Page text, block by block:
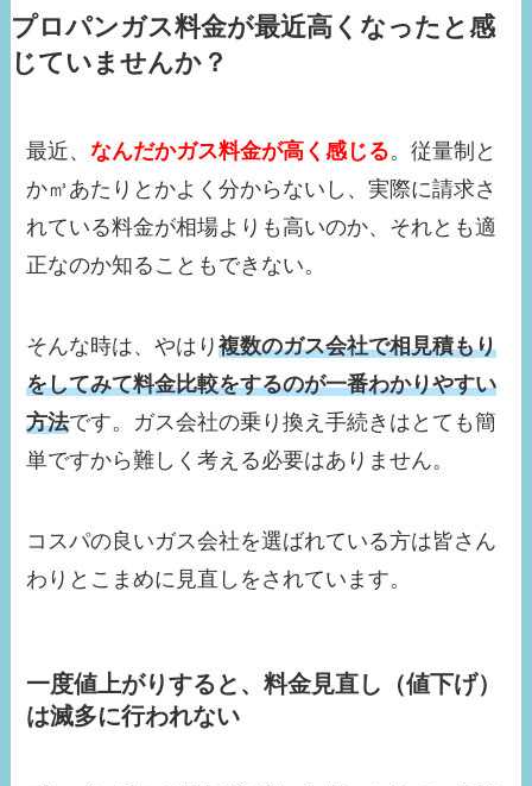
プロパンガス料金が最近高くなったと感
じていませんか？
最近、なんだかガス料金が高く感じる。従量制と
か㎥あたりとかよく分からないし、実際に請求さ
れている料金が相場よりも高いのか、それとも適
正なのか知ることもできない。
そんな時は、やはり複数のガス会社で相見積もり
をしてみて料金比較をするのが一番わかりやすい
方法です。ガス会社の乗り換え手続きはとても簡
単ですから難しく考える必要はありません。
コスパの良いガス会社を選ばれている方は皆さん
わりとこまめに見直しをされています。
一度値上がりすると、料金見直し（値下げ）
は滅多に行われない